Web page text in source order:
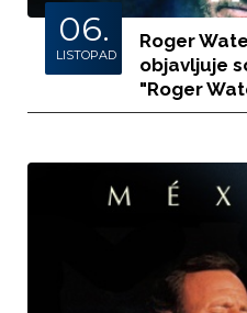
06.
LISTOPAD
Roger
objavljuje
"Roger